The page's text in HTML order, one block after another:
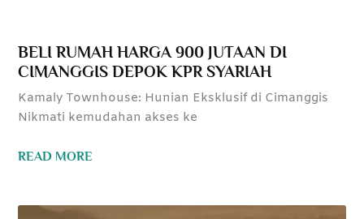
BELI RUMAH HARGA 900 JUTAAN DI
CIMANGGIS DEPOK KPR SYARIAH
Kamaly Townhouse: Hunian Eksklusif di Cimanggis
Nikmati kemudahan akses ke
READ MORE